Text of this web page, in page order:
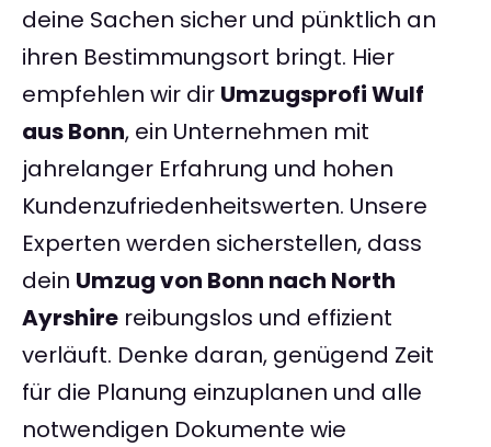
deine Sachen sicher und pünktlich an
ihren Bestimmungsort bringt. Hier
empfehlen wir dir Umzugsprofi Wulf
aus Bonn, ein Unternehmen mit
jahrelanger Erfahrung und hohen
Kundenzufriedenheitswerten. Unsere
Experten werden sicherstellen, dass
dein Umzug von Bonn nach North
Ayrshire reibungslos und effizient
verläuft. Denke daran, genügend Zeit
für die Planung einzuplanen und alle
notwendigen Dokumente wie